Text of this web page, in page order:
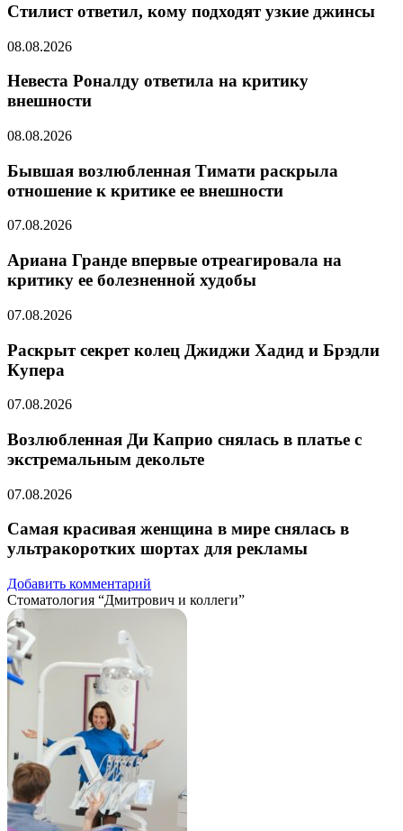
Стилист ответил, кому подходят узкие джинсы
08.08.2026
Невеста Роналду ответила на критику
внешности
08.08.2026
Бывшая возлюбленная Тимати раскрыла
отношение к критике ее внешности
07.08.2026
Ариана Гранде впервые отреагировала на
критику ее болезненной худобы
07.08.2026
Раскрыт секрет колец Джиджи Хадид и Брэдли
Купера
07.08.2026
Возлюбленная Ди Каприо снялась в платье с
экстремальным декольте
07.08.2026
Самая красивая женщина в мире снялась в
ультракоротких шортах для рекламы
Добавить комментарий
Стоматология “Дмитрович и коллеги”